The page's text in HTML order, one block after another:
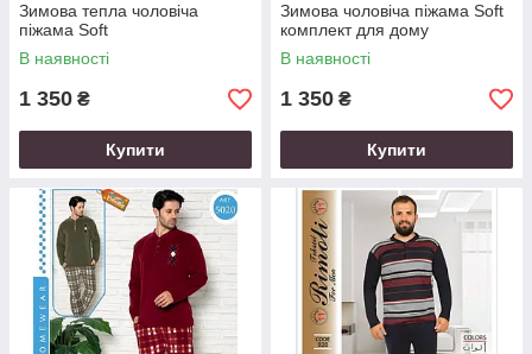
Зимова тепла чоловіча
піжама Soft
В наявності
1 350 ₴
Купити
Зимова чоловіча піжама Soft
комплект для дому
В наявності
1 350 ₴
Купити